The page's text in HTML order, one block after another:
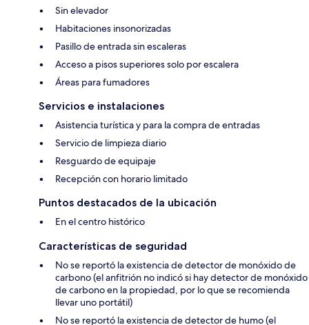
Sin elevador
Habitaciones insonorizadas
Pasillo de entrada sin escaleras
Acceso a pisos superiores solo por escalera
Áreas para fumadores
Servicios e instalaciones
Asistencia turística y para la compra de entradas
Servicio de limpieza diario
Resguardo de equipaje
Recepción con horario limitado
Puntos destacados de la ubicación
En el centro histórico
Características de seguridad
No se reportó la existencia de detector de monóxido de
carbono (el anfitrión no indicó si hay detector de monóxido
de carbono en la propiedad, por lo que se recomienda
llevar uno portátil)
No se reportó la existencia de detector de humo (el